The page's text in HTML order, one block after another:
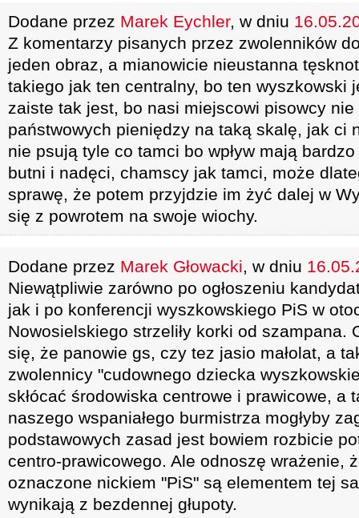
Dodane przez Marek Eychler, w dniu
Z komentarzy pisanych przez zwolenników
jeden obraz, a mianowicie nieustanna
takiego jak ten centralny, bo ten wyszkowski
zaiste tak jest, bo nasi miejscowi pisowcy
państwowych pieniędzy na taką skalę, jak ci
nie psują tyle co tamci bo wpływ mają
butni i nadęci, chamscy jak tamci, może
sprawę, że potem przyjdzie im żyć dalej w
się z powrotem na swoje wiochy.
Dodane przez Marek Głowacki, w dniu
Niewątpliwie zarówno po ogłoszeniu
jak i po konferencji wyszkowskiego PiS w
Nowosielskiego strzeliły korki od szampana.
się, że panowie gs, czy tez jasio małolat, a
zwolennicy "cudownego dziecka
skłócać środowiska centrowe i prawicowe, a
naszego wspaniałego burmistrza mogłyby
podstawowych zasad jest bowiem rozbicie
centro-prawicowego. Ale odnoszę wrażenie,
oznaczone nickiem "PiS" są elementem tej
wynikają z bezdennej głupoty.